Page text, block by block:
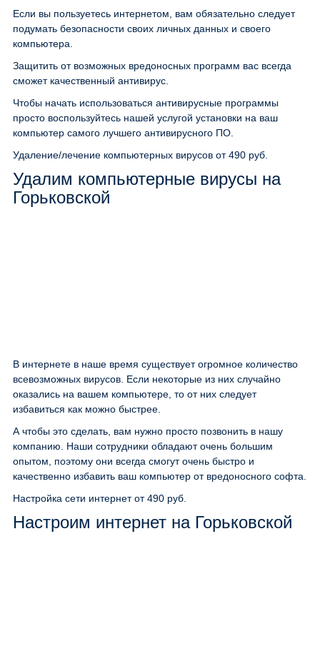
Если вы пользуетесь интернетом, вам обязательно следует
подумать безопасности своих личных данных и своего
компьютера.
Защитить от возможных вредоносных программ вас всегда
сможет качественный антивирус.
Чтобы начать использоваться антивирусные программы
просто воспользуйтесь нашей услугой установки на ваш
компьютер самого лучшего антивирусного ПО.
Удаление/лечение компьютерных вирусов от 490 руб.
Удалим компьютерные вирусы на
Горьковской
В интернете в наше время существует огромное количество
всевозможных вирусов. Если некоторые из них случайно
оказались на вашем компьютере, то от них следует
избавиться как можно быстрее.
А чтобы это сделать, вам нужно просто позвонить в нашу
компанию. Наши сотрудники обладают очень большим
опытом, поэтому они всегда смогут очень быстро и
качественно избавить ваш компьютер от вредоносного софта.
Настройка сети интернет от 490 руб.
Настроим интернет на Горьковской